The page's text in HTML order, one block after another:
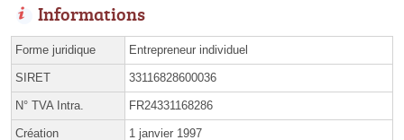
Informations
Forme juridique Entrepreneur individuel
SIRET 33116828600036
N° TVA Intra. FR24331168286
Création 1 janvier 1997